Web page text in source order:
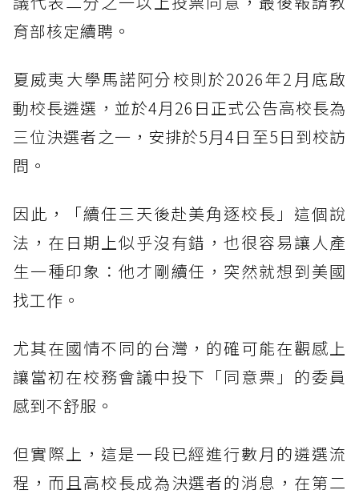
育部核定續聘。
夏威夷大學馬諾阿分校則於2026年2月底啟
動校長遴選，並於4月26日正式公告高校長為
三位決選者之一，安排於5月4日至5日到校訪
問。
因此，「續任三天後赴美角逐校長」這個說
法，在日期上似乎沒有錯，也很容易讓人產
生一種印象：他才剛續任，突然就想到美國
找工作。
尤其在國情不同的台灣，的確可能在觀感上
讓當初在校務會議中投下「同意票」的委員
感到不舒服。
但實際上，這是一段已經進行數月的遴選流
程，而且高校長成為決選者的消息，在第二